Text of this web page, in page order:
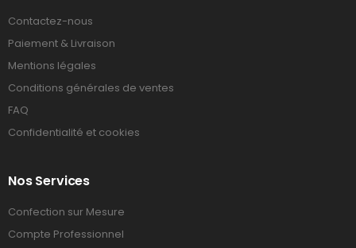
Contactez-nous
Paiement & Livraison
Mentions légales
Conditions générales de ventes
FAQ
Confidentialité et cookies
Nos Services
Confection sur Mesure
Compte Professionnel